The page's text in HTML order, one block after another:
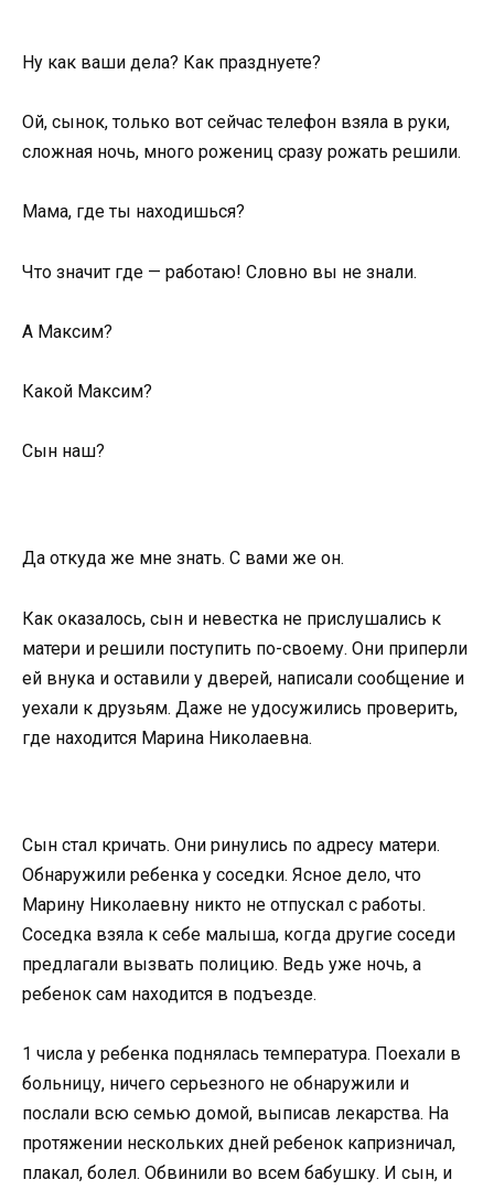
Ну как ваши дела? Как празднуете?
Ой, сынок, только вот сейчас телефон взяла в руки,
сложная ночь, много рожениц сразу рожать решили.
Мама, где ты находишься?
Что значит где — работаю! Словно вы не знали.
А Максим?
Какой Максим?
Сын наш?
Да откуда же мне знать. С вами же он.
Как оказалось, сын и невестка не прислушались к
матери и решили поступить по-своему. Они приперли
ей внука и оставили у дверей, написали сообщение и
уехали к друзьям. Даже не удосужились проверить,
где находится Марина Николаевна.
Сын стал кричать. Они ринулись по адресу матери.
Обнаружили ребенка у соседки. Ясное дело, что
Марину Николаевну никто не отпускал с работы.
Соседка взяла к себе малыша, когда другие соседи
предлагали вызвать полицию. Ведь уже ночь, а
ребенок сам находится в подъезде.
1 числа у ребенка поднялась температура. Поехали в
больницу, ничего серьезного не обнаружили и
послали всю семью домой, выписав лекарства. На
протяжении нескольких дней ребенок капризничал,
плакал, болел. Обвинили во всем бабушку. И сын, и